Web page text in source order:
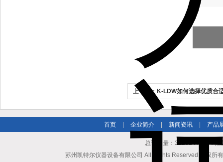
上一个： K-LDW如何选择优质合
首页 企业简介 新闻资讯 产品
总访问量：362624 地址：
苏州凯特尔仪器设备有限公司 All Rights Reserved 版权所